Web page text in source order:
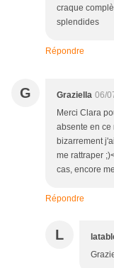
craque
splendides
Répondre
G Graziella 06/
Merci Clara
absente en ce
bizarrement
me rattraper
cas, encore
Répondre
L